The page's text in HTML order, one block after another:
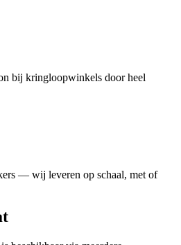
bij kringloopwinkels door heel
— wij leveren op schaal, met of